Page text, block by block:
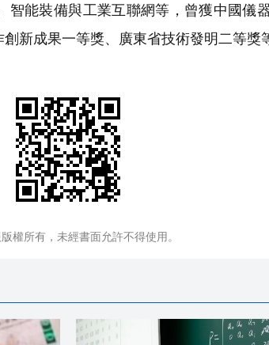
能裝備與工業互聯網等，曾獲中國儀
新成果一等獎、廣東省技術發明二等獎
權所有，未經書面允許不得使用。